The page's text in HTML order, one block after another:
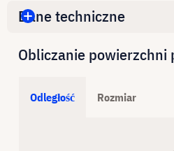
Dane techniczne
Obliczanie powierzchni
Odległość Rozmiar